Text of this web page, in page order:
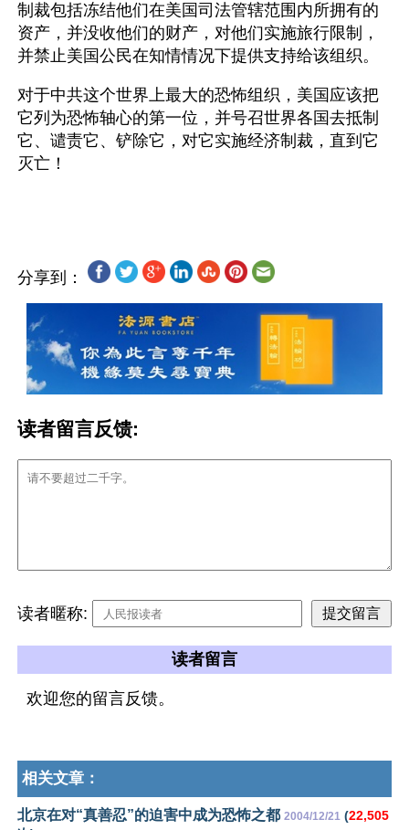
制裁包括冻结他们在美国司法管辖范围内所拥有的
资产，并没收他们的财产，对他们实施旅行限制，
并禁止美国公民在知情情况下提供支持给该组织。
对于中共这个世界上最大的恐怖组织，美国应该把
它列为恐怖轴心的第一位，并号召世界各国去抵制
它、谴责它、铲除它，对它实施经济制裁，直到它
灭亡！
分享到：
读者留言反馈:
读者暱称:
读者留言
欢迎您的留言反馈。
相关文章：
北京在对“真善忍”的迫害中成为恐怖之都 2004/12/21 (22,505